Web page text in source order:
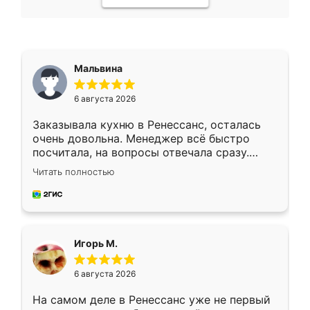
Мальвина
6 августа 2026
Заказывала кухню в Ренессанс, осталась
очень довольна. Менеджер всё быстро
посчитала, на вопросы отвечала сразу.
Замерщик приехал в субботу, подошёл к
делу со всей ответственностью. Собрали
за день, ребята работали аккуратно, даже
Читать полностью
Игорь М.
6 августа 2026
На самом деле в Ренессанс уже не первый